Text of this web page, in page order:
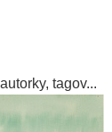
tagov...